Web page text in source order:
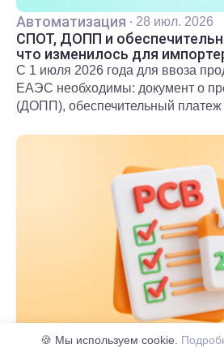
Автоматизация · 28 июл. 2026
СПОТ, ДОПП и
что изменилось для
С 1 июля 2026 года для ввоза
ЕАЭС необходимы: документ о
(ДОПП), обеспечительный платеж
рассказали в статье.
🍪 Мы используем cookie.